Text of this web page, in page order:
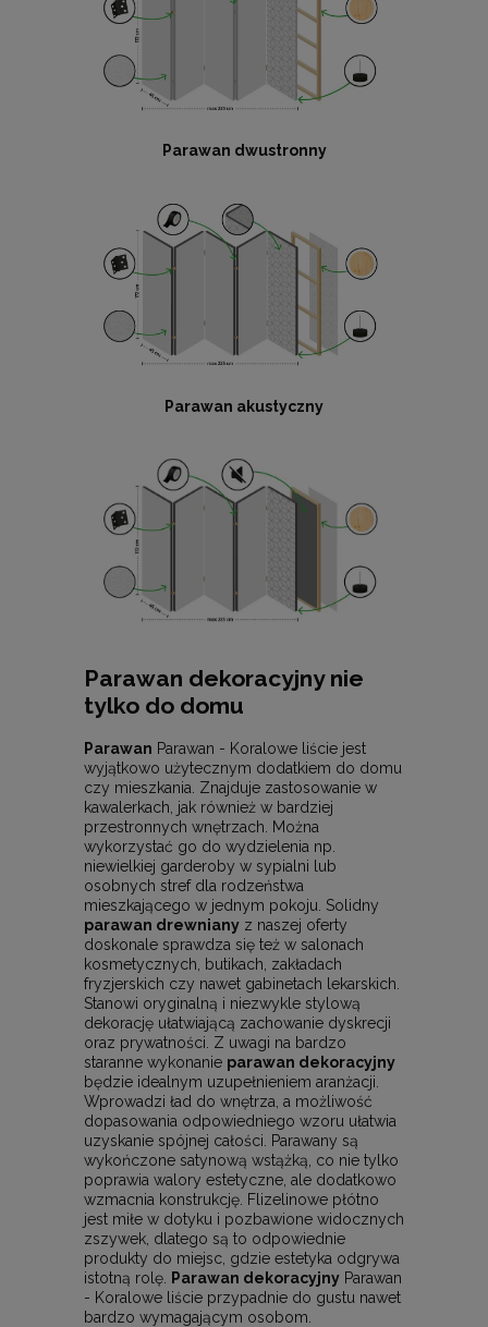
Parawan dwustronny
Parawan akustyczny
Parawan dekoracyjny nie
tylko do domu
Parawan Parawan - Koralowe liście jest
wyjątkowo użytecznym dodatkiem do domu
czy mieszkania. Znajduje zastosowanie w
kawalerkach, jak również w bardziej
przestronnych wnętrzach. Można
wykorzystać go do wydzielenia np.
niewielkiej garderoby w sypialni lub
osobnych stref dla rodzeństwa
mieszkającego w jednym pokoju. Solidny
parawan drewniany z naszej oferty
doskonale sprawdza się też w salonach
kosmetycznych, butikach, zakładach
fryzjerskich czy nawet gabinetach lekarskich.
Stanowi oryginalną i niezwykle stylową
dekorację ułatwiającą zachowanie dyskrecji
oraz prywatności. Z uwagi na bardzo
staranne wykonanie parawan dekoracyjny
będzie idealnym uzupełnieniem aranżacji.
Wprowadzi ład do wnętrza, a możliwość
dopasowania odpowiedniego wzoru ułatwia
uzyskanie spójnej całości. Parawany są
wykończone satynową wstążką, co nie tylko
poprawia walory estetyczne, ale dodatkowo
wzmacnia konstrukcję. Flizelinowe płótno
jest miłe w dotyku i pozbawione widocznych
zszywek, dlatego są to odpowiednie
produkty do miejsc, gdzie estetyka odgrywa
istotną rolę. Parawan dekoracyjny Parawan
- Koralowe liście przypadnie do gustu nawet
bardzo wymagającym osobom.